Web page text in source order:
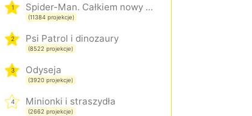
1 Spider-Man. Całkiem nowy dzień
(11384 projekcje)
2 Psi Patrol i dinozaury
(8522 projekcje)
3 Odyseja
(3920 projekcje)
4 Minionki i straszydła
(2662 projekcje)